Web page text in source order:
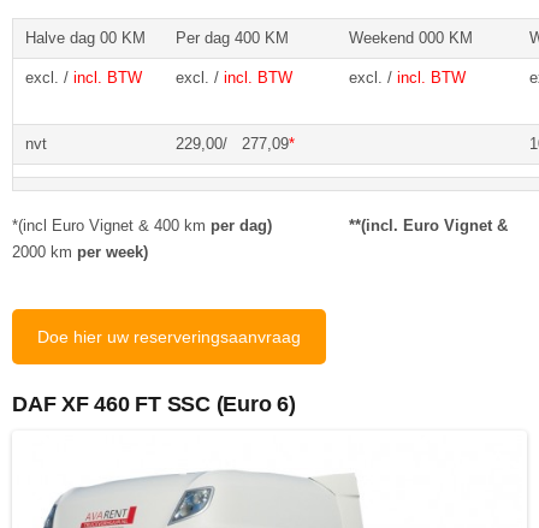
Halve dag 00 KM Per dag 400 KM Weekend 000 KM
excl. / incl. BTW excl. / incl. BTW excl. / incl. BTW
nvt 229,00/ 277,09*
*(incl Euro Vignet & 400 km per dag) **(incl. Euro Vignet &
2000 km per week)
Doe hier uw reserveringsaanvraag
DAF XF 460 FT SSC (Euro 6)